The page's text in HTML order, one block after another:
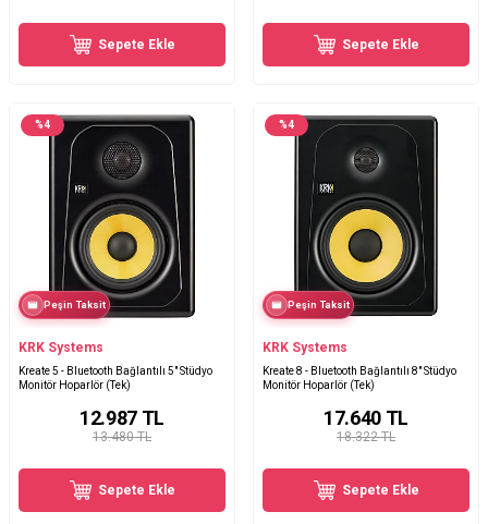
Sepete Ekle Sepete Ekle
%4
Peşin Taksit
KRK Systems
Kreate 5 - Bluetooth Bağlantılı 5" Stüdyo
Monitör Hoparlör (Tek)
13.480 TL
12.987TL
Sepete Ekle
%4
Peşin Taksit
KRK Systems
Kreate 8 - Bluetooth Bağlantılı 8" Stüdyo
Monitör Hoparlör (Tek)
18.322 TL
17.640TL
Sepete Ekle